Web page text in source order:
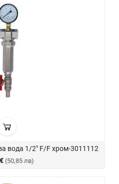
вода 1/2" F/F хром-3011112
(50,85 лв)